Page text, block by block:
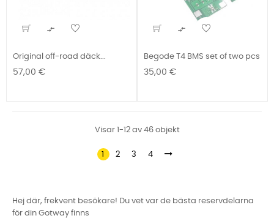

Original off-road däck...
Pris
57,00 €

Begode T4 BMS set of two pcs
Pris
35,00 €
Visar 1-12 av 46 objekt
1 2 3 4
Hej där, frekvent besökare! Du vet var de bästa reservdelarna
för din Gotway finns